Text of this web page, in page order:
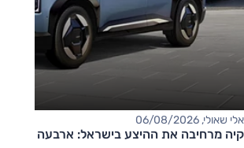
אלי שאולי, 06/08/2026
קיה מרחיבה את ההיצע בישראל: ארבעה דגמים